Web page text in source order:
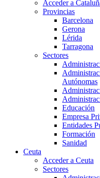
Acceder a
Provincias
Barcelona
Gerona
Lérida
Tarragona
Sectores
Autónomas
Educación
Empresa
Entidades
Formación
Sanidad
Ceuta
Acceder a Ceuta
Sectores